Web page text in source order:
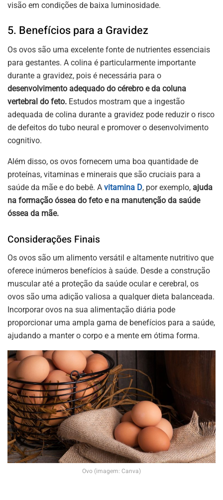
visão em condições de baixa luminosidade.
5. Benefícios para a Gravidez
Os ovos são uma excelente fonte de nutrientes essenciais
para gestantes. A colina é particularmente importante
durante a gravidez, pois é necessária para o
desenvolvimento adequado do cérebro e da coluna
vertebral do feto. Estudos mostram que a ingestão
adequada de colina durante a gravidez pode reduzir o risco
de defeitos do tubo neural e promover o desenvolvimento
cognitivo.
Além disso, os ovos fornecem uma boa quantidade de
proteínas, vitaminas e minerais que são cruciais para a
saúde da mãe e do bebê. A vitamina D, por exemplo, ajuda
na formação óssea do feto e na manutenção da saúde
óssea da mãe.
Considerações Finais
Os ovos são um alimento versátil e altamente nutritivo que
oferece inúmeros benefícios à saúde. Desde a construção
muscular até a proteção da saúde ocular e cerebral, os
ovos são uma adição valiosa a qualquer dieta balanceada.
Incorporar ovos na sua alimentação diária pode
proporcionar uma ampla gama de benefícios para a saúde,
ajudando a manter o corpo e a mente em ótima forma.
Ovo (imagem: Canva)